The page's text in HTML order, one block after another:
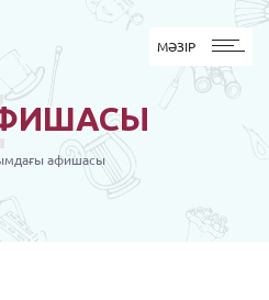
MӘЗІР
МӘЗІР
афишасы